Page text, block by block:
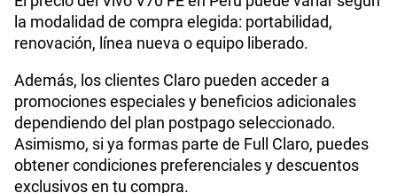
la modalidad de compra elegida: portabilidad,
renovación, línea nueva o equipo liberado.
Además, los clientes Claro pueden acceder a
promociones especiales y beneficios adicionales
dependiendo del plan postpago seleccionado.
Asimismo, si ya formas parte de Full Claro, puedes
obtener condiciones preferenciales y descuentos
exclusivos en tu compra.